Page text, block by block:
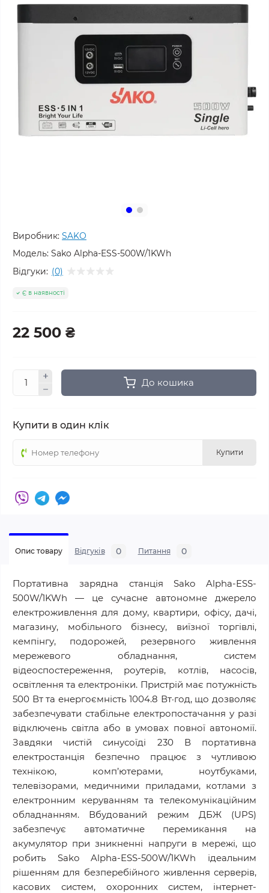
Виробник: SAKO
Модель: Sako Alpha-ESS-500W/1KWh
Відгуки: (0)
Є в наявності
22 500 ₴
До кошика
Купити в один клік
Купити
Опис товару Відгуків 0 Питання 0
Портативна зарядна станція Sako Alpha-ESS-
500W/1KWh — це сучасне автономне джерело
електроживлення для дому, квартири, офісу, дачі,
магазину, мобільного бізнесу, виїзної торгівлі,
кемпінгу, подорожей, резервного живлення
мережевого обладнання, систем
відеоспостереження, роутерів, котлів, насосів,
освітлення та електроніки. Пристрій має потужність
500 Вт та енергоємність 1004.8 Вт·год, що дозволяє
забезпечувати стабільне електропостачання у разі
відключень світла або в умовах повної автономії.
Завдяки чистій синусоїді 230 В портативна
електростанція безпечно працює з чутливою
технікою, комп’ютерами, ноутбуками,
телевізорами, медичними приладами, котлами з
електронним керуванням та телекомунікаційним
обладнанням. Вбудований режим ДБЖ (UPS)
забезпечує автоматичне перемикання на
акумулятор при зникненні напруги в мережі, що
робить Sako Alpha-ESS-500W/1KWh ідеальним
рішенням для безперебійного живлення серверів,
касових систем, охоронних систем, інтернет-